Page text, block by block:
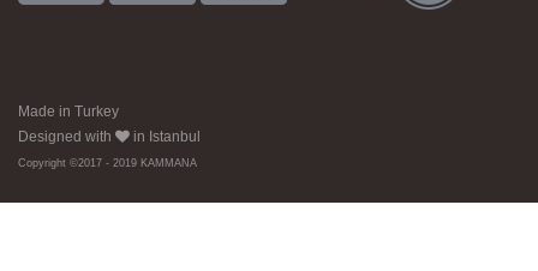
Made in Turkey
Designed with
in Istanbul
Copyright ©2017 - 2019 KAMMANA